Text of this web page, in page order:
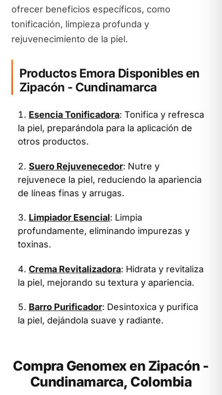
ofrecer beneficios específicos, como
tonificación, limpieza profunda y
rejuvenecimiento de la piel.
Productos Emora Disponibles en
Zipacón - Cundinamarca
Esencia Tonificadora: Tonifica y refresca
la piel, preparándola para la aplicación de
otros productos.
Suero Rejuvenecedor: Nutre y
rejuvenece la piel, reduciendo la apariencia
de líneas finas y arrugas.
Limpiador Esencial: Limpia
profundamente, eliminando impurezas y
toxinas.
Crema Revitalizadora: Hidrata y revitaliza
la piel, mejorando su textura y apariencia.
Barro Purificador: Desintoxica y purifica
la piel, dejándola suave y radiante.
Compra Genomex en Zipacón -
Cundinamarca, Colombia